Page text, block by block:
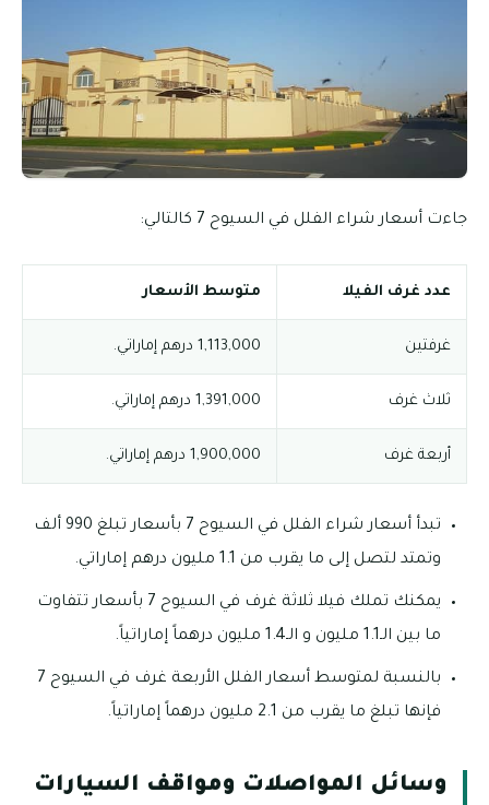
جاءت أسعار شراء الفلل في السيوح 7 كالتالي:
عدد غرف الفيلا متوسط الأسعار
غرفتين 1,113,000 درهم إماراتي.
ثلاث غرف 1,391,000 درهم إماراتي.
أربعة غرف 1,900,000 درهم إماراتي.
تبدأ أسعار شراء الفلل في السيوح 7 بأسعار تبلغ 990 ألف
وتمتد لتصل إلى ما يقرب من 1.1 مليون درهم إماراتي.
يمكنك تملك فيلا ثلاثة غرف في السيوح 7 بأسعار تتفاوت
ما بين الـ1.1 مليون و الـ1.4 مليون درهماً إماراتياً.
بالنسبة لمتوسط أسعار الفلل الأربعة غرف في السيوح 7
فإنها تبلغ ما يقرب من 2.1 مليون درهماً إماراتياً.
وسائل المواصلات ومواقف السيارات